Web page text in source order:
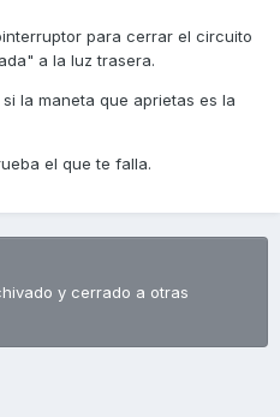
para cerrar el circuito
a la luz trasera.
la maneta que aprietas es la
el que te falla.
y cerrado a otras